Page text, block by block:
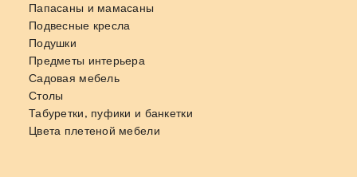
Папасаны и мамасаны
Подвесные кресла
Подушки
Предметы интерьера
Садовая мебель
Столы
Табуретки, пуфики и банкетки
Цвета плетеной мебели